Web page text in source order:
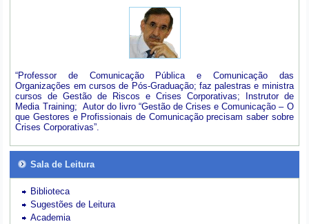
“Professor de Comunicação Pública e Comunicação das
Organizações em cursos de Pós-Graduação; faz palestras e ministra
cursos de Gestão de Riscos e Crises Corporativas; Instrutor de
Media Training; Autor do livro “Gestão de Crises e Comunicação – O
que Gestores e Profissionais de Comunicação precisam saber sobre
Crises Corporativas”.
Sala de Leitura
Biblioteca
Sugestões de Leitura
Academia